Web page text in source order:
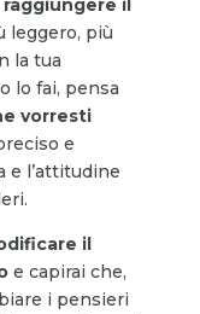
raggiungere il
leggero, più
la tua
lo fai, pensa
vorresti
e
e l’attitudine
il
e capirai che,
i pensieri